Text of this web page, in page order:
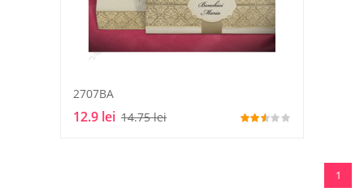
2707BA
12.9 lei 14.75 lei
1